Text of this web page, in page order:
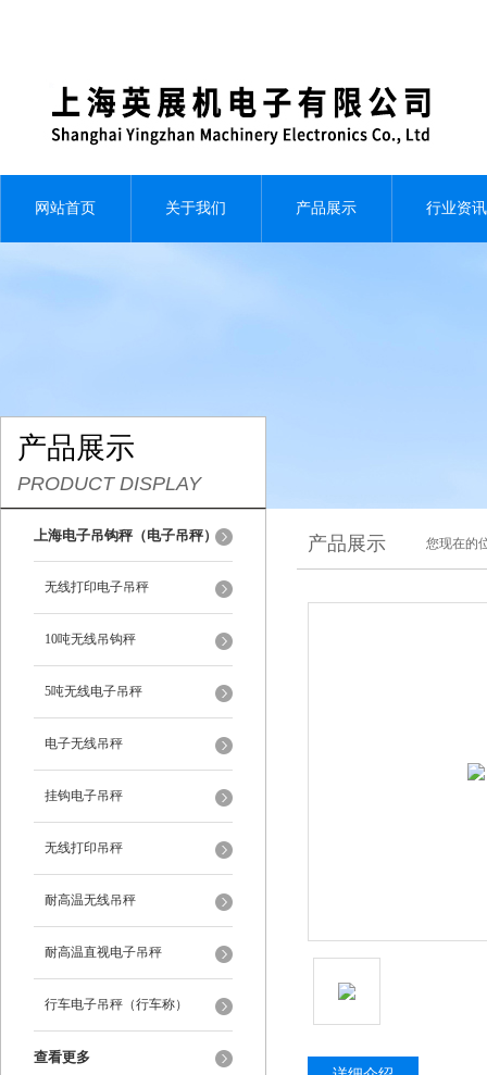
网站首页 关于我们 产品展示 行业资讯
产品展示
PRODUCT DISPLAY
上海电子吊钩秤（电子吊秤）
无线打印电子吊秤
10吨无线吊钩秤
5吨无线电子吊秤
电子无线吊秤
挂钩电子吊秤
无线打印吊秤
耐高温无线吊秤
耐高温直视电子吊秤
行车电子吊秤（行车称）
查看更多
产品展示 您现在的